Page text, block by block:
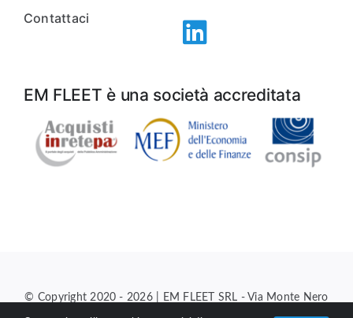
Contattaci
EM FLEET è una società accreditata
© Copyright 2020 - 2026 | EM FLEET SRL - Via Monte Nero